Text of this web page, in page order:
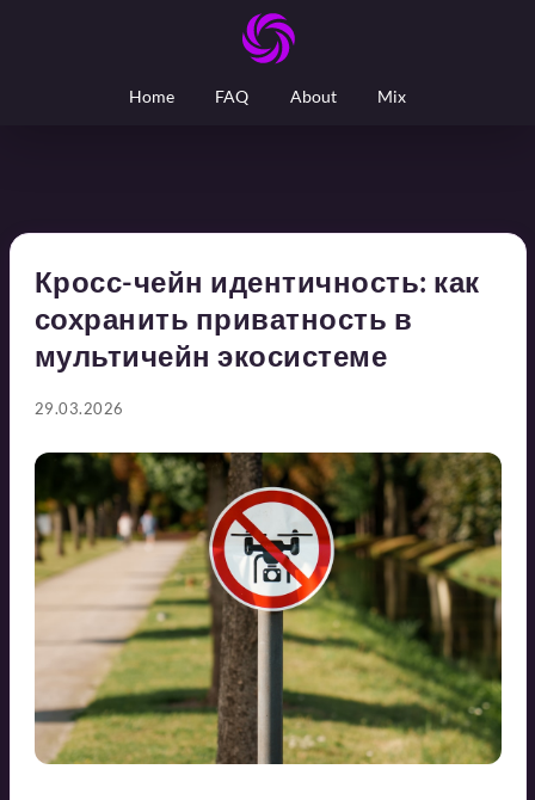
Home FAQ About Mix
Кросс-чейн идентичность: как
сохранить приватность в
мультичейн экосистеме
29.03.2026